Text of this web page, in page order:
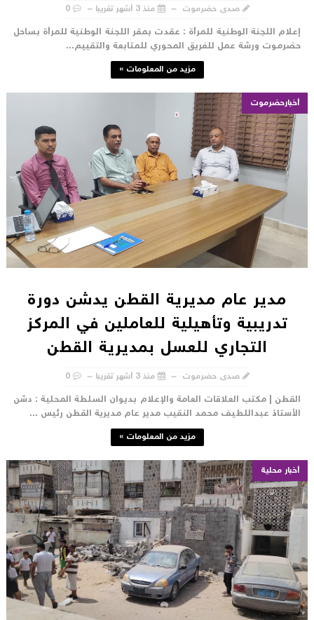
صدى حضرموت منذ 3 أشهر تقريبا 0
اللجنة الوطنية للمرأة : عقدت بمقر اللجنة الوطنية للمرأة بساحل
ورشة عمل للفريق المحوري للمتابعة والتقييم...
مزيد من المعلومات »
أخبارحضرموت
مدير عام مديرية القطن يدشن دورة
تدريبية وتأهيلية للعاملين في المركز
التجاري للعسل بمديرية القطن
صدى حضرموت منذ 3 أشهر تقريبا 0
| مكتب العلاقات العامة والإعلام بديوان السلطة المحلية : دشن
عبداللطيف محمد النقيب مدير عام مديرية القطن رئيس ...
مزيد من المعلومات »
أخبار محلية